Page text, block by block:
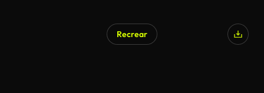
Recrear